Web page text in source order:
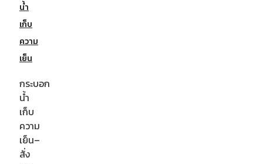
น้ำ
เก็บ
ความ
เย็น
กระบอก
น้ำ
เก็บ
ความ
เย็น–
สั่ง